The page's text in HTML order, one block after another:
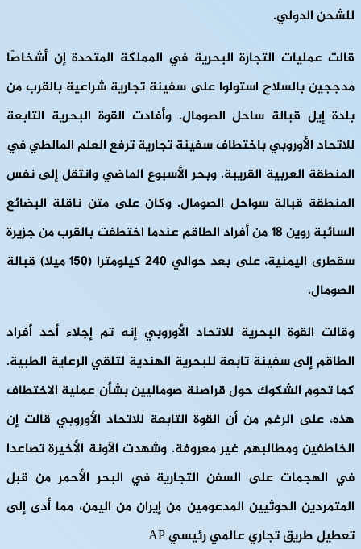
للشحن الدولي.
قالت عمليات التجارة البحرية في المملكة المتحدة إن أشخاصًا
مدججين بالسلاح استولوا على سفينة تجارية شراعية بالقرب من
بلدة إيل قبالة ساحل الصومال. وأفادت القوة البحرية التابعة
للاتحاد الأوروبي باختطاف سفينة تجارية ترفع العلم المالطي في
المنطقة العربية القريبة. وبحر الأسبوع الماضي وانتقل إلى نفس
المنطقة قبالة سواحل الصومال. وكان على متن ناقلة البضائع
السائبة روين 18 من أفراد الطاقم عندما اختطفت بالقرب من جزيرة
سقطرى اليمنية، على بعد حوالي 240 كيلومترا (150 ميلا) قبالة
الصومال.
وقالت القوة البحرية للاتحاد الأوروبي إنه تم إجلاء أحد أفراد
الطاقم إلى سفينة تابعة للبحرية الهندية لتلقي الرعاية الطبية.
كما تحوم الشكوك حول قراصنة صوماليين بشأن عملية الاختطاف
هذه، على الرغم من أن القوة التابعة للاتحاد الأوروبي قالت إن
الخاطفين ومطالبهم غير معروفة. وشهدت الآونة الأخيرة تصاعدا
في الهجمات على السفن التجارية في البحر الأحمر من قبل
المتمردين الحوثيين المدعومين من إيران من اليمن، مما أدى إلى
تعطيل طريق تجاري عالمي رئيسي AP